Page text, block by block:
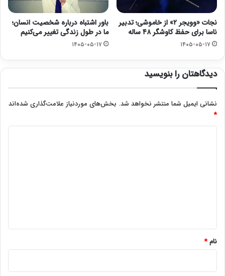
نجات «وویجر ۲» از خاموشی؛ تدبیر
ناسا برای حفظ کاوشگر ۴۸ ساله
۱۴۰۵-۰۵-۱۷
باور اشتباه درباره شخصیت انسان؛
ما در طول زندگی تغییر می‌کنیم
۱۴۰۵-۰۵-۱۷
دیدگاهتان را بنویسید
نشانی ایمیل شما منتشر نخواهد شد. بخش‌های موردنیاز علامت‌گذاری شده‌اند
*
نام*